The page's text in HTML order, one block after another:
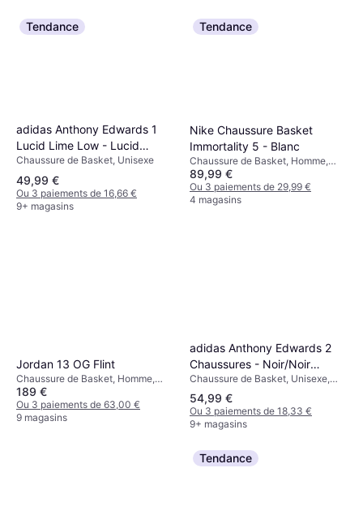
Tendance
adidas Anthony Edwards 1
Lucid Lime Low - Lucid
Lime/Aurora Ink/Core Black
Chaussure de Basket, Unisexe
49,99 €
Ou 3 paiements de 16,66 €
9+ magasins
Tendance
Nike Chaussure Basket
Immortality 5 - Blanc
Chaussure de Basket, Homme,
Adulte
89,99 €
Ou 3 paiements de 29,99 €
4 magasins
Jordan 13 OG Flint
Chaussure de Basket, Homme,
Unisexe
189 €
Ou 3 paiements de 63,00 €
9 magasins
adidas Anthony Edwards 2
Chaussures - Noir/Noir
Métallisé/Lucid Red
Chaussure de Basket, Unisexe,
Adulte, Homme, Enfant
54,99 €
Ou 3 paiements de 18,33 €
9+ magasins
Tendance